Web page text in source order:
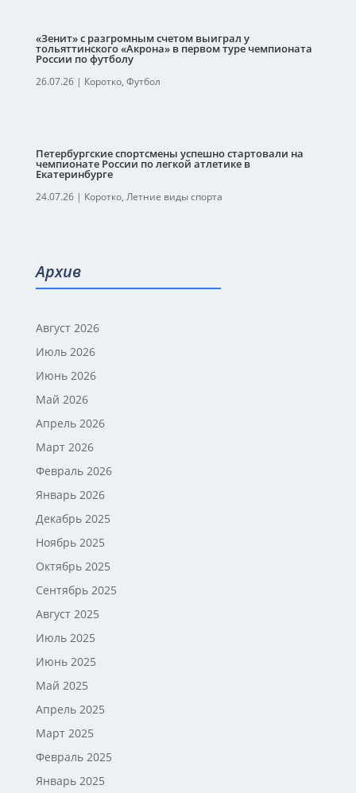
«Зенит» с разгромным счетом выиграл у
тольяттинского «Акрона» в первом туре чемпионата
России по футболу
26.07.26| Коротко, Футбол
Петербургские спортсмены успешно стартовали на
чемпионате России по легкой атлетике в
Екатеринбурге
24.07.26| Коротко, Летние виды спорта
Архив
Август 2026
Июль 2026
Июнь 2026
Май 2026
Апрель 2026
Март 2026
Февраль 2026
Январь 2026
Декабрь 2025
Ноябрь 2025
Октябрь 2025
Сентябрь 2025
Август 2025
Июль 2025
Июнь 2025
Май 2025
Апрель 2025
Март 2025
Февраль 2025
Январь 2025